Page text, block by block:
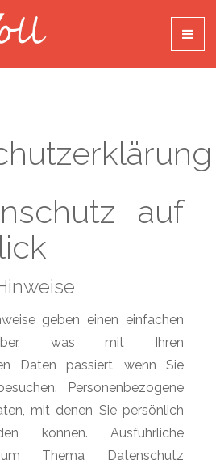
auf
geben einen einfachen
was mit Ihren
Daten passiert, wenn Sie
Personenbezogene
mit denen Sie persönlich
können. Ausführliche
Thema Datenschutz